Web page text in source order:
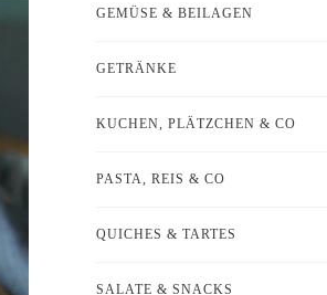
GEMÜSE & BEILAGEN
GETRÄNKE
KUCHEN, PLÄTZCHEN & CO
PASTA, REIS & CO
QUICHES & TARTES
SALATE & SNACKS